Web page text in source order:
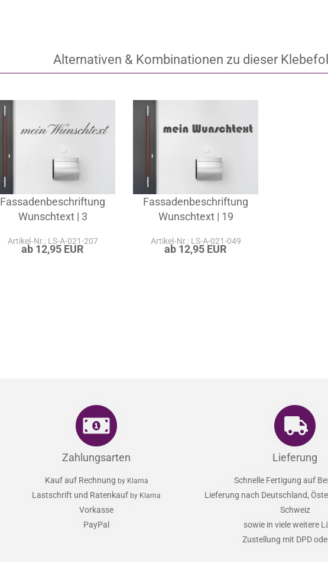
Alternativen & Kombinationen zu dieser
Fassadenbeschriftung
Wunschtext | 3
Artikel‑Nr.: LS-A-021-207
ab 12,95 EUR
Fassadenbeschriftung
Wunschtext | 19
Artikel‑Nr.: LS-A-021-049
ab 12,95 EUR
Zahlungsarten
Kauf auf Rechnung by Klarna
Lastschrift und Ratenkauf by Klarna
Vorkasse
PayPal
Lieferung
Schnelle Fertigung auf
Lieferung nach Deutschland,
Schweiz
sowie in viele weitere
Zustellung mit DPD